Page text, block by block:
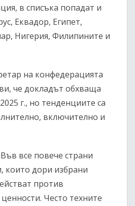
в списъка попадат и
Еквадор, Египет,
Нигерия, Филипините и
на конфедерацията
че докладът обхваща
г., но тенденциите са
включително и
все повече страни
които дори избрани
против
Често техните